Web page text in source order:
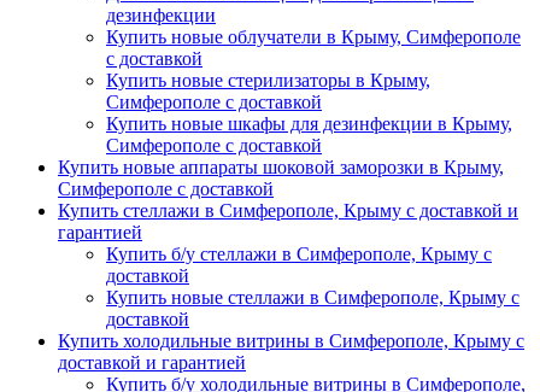
дезинфекции
Купить новые облучатели в Крыму, Симферополе
с доставкой
Купить новые стерилизаторы в Крыму,
Симферополе с доставкой
Купить новые шкафы для дезинфекции в Крыму,
Симферополе с доставкой
Купить новые аппараты шоковой заморозки в Крыму,
Симферополе с доставкой
Купить стеллажи в Симферополе, Крыму с доставкой и
гарантией
Купить б/у стеллажи в Симферополе, Крыму с
доставкой
Купить новые стеллажи в Симферополе, Крыму с
доставкой
Купить холодильные витрины в Симферополе, Крыму с
доставкой и гарантией
Купить б/у холодильные витрины в Симферополе,